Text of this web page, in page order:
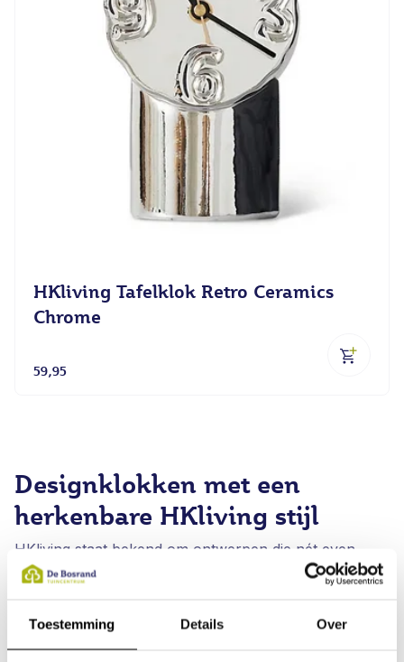
Toestemming Details Over
HKliving Tafelklok Retro Ceramics
Chrome
59,95
Designklokken met een
herkenbare HKliving stijl
HKliving staat bekend om ontwerpen die nét even
anders zijn. Dat zie je ook terug in de klokken: speelse
retro design.